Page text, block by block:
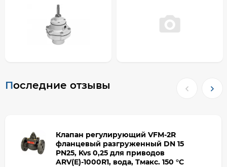
Последние отзывы
Клапан регулирующий VFM-2R
фланцевый разгруженный DN 15
PN25, Kvs 0,25 для приводов
ARV(E)-1000R1, вода, Тмакс. 150 °С